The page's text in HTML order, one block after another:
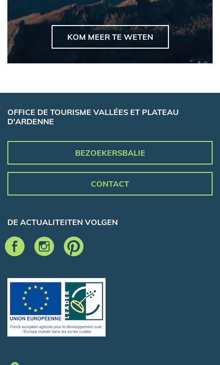
KOM MEER TE WETEN
OFFICE DE TOURISME VALLÉES ET PLATEAU
D'ARDENNE
BEZOEKERSBALIE
CONTACT
DE ACTUALITEITEN VOLGEN